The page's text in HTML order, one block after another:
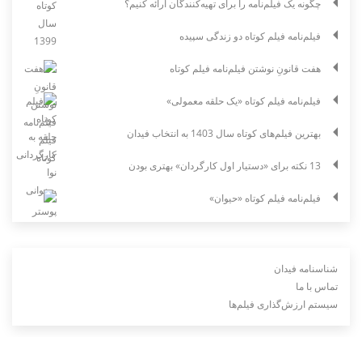
چگونه یک فیلم‌نامه را برای تهیه‌کنندگان ارائه کنیم؟
فیلم‌نامه فیلم کوتاه دو زندگی سپیده
هفت قانونِ نوشتن فیلم‌نامه فیلم کوتاه
فیلم‌نامه فیلم کوتاه «یک حلقه معمولی»
بهترین فیلم‌های کوتاه سال 1403 به انتخاب فیدان
13 نکته برای «دستیار اول کارگردان» بهتری بودن
فیلم‌نامه فیلم کوتاه «حیوان»
شناسنامه فیدان
تماس با ما
سیستم ارزش‌گذاری فیلم‌ها